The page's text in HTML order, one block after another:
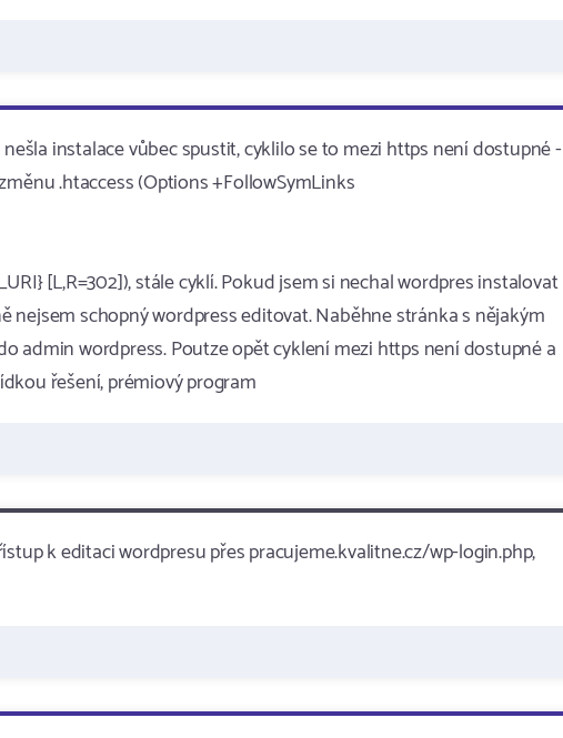
instalace vůbec spustit, cyklilo se to mezi https není dostupné -
.htaccess (Options +FollowSymLinks
[L,R=302]), stále cyklí. Pokud jsem si nechal wordpres instalovat
nejsem schopný wordpress editovat. Naběhne stránka s nějakým
admin wordpress. Poutze opět cyklení mezi https není dostupné a
řešení, prémiový program
k editaci wordpresu přes pracujeme.kvalitne.cz/wp-login.php,